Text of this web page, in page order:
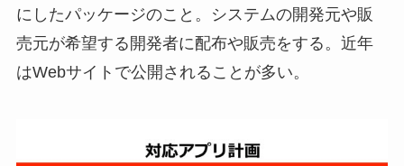
にしたパッケージのこと。システムの開発元や販
売元が希望する開発者に配布や販売をする。近年
はWebサイトで公開されることが多い。